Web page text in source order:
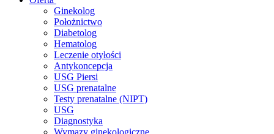
Ginekolog
Położnictwo
Diabetolog
Hematolog
Leczenie otyłości
Antykoncepcja
USG Piersi
USG prenatalne
Testy prenatalne (NIPT)
USG
Diagnostyka
Wymazy ginekologiczne